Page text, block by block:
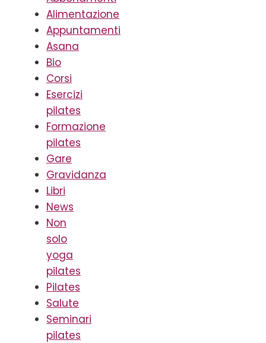
Alimentazione
Appuntamenti
Asana
Bio
Corsi
Esercizi
pilates
Formazione
pilates
Gare
Gravidanza
Libri
News
Non
solo
yoga
pilates
Pilates
Salute
Seminari
pilates